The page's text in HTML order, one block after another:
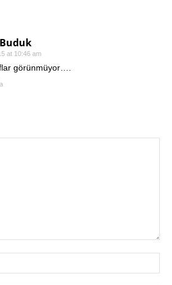
at 10:46 am
görünmüyor….